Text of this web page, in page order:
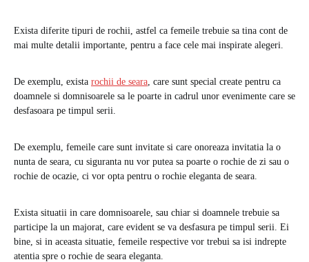
Exista diferite tipuri de rochii, astfel ca femeile trebuie sa tina cont de
mai multe detalii importante, pentru a face cele mai inspirate alegeri.
De exemplu, exista rochii de seara , care sunt special create pentru ca
doamnele si domnisoarele sa le poarte in cadrul unor evenimente care se
desfasoara pe timpul serii.
De exemplu, femeile care sunt invitate si care onoreaza invitatia la o
nunta de seara, cu siguranta nu vor putea sa poarte o rochie de zi sau o
rochie de ocazie, ci vor opta pentru o rochie eleganta de seara.
Exista situatii in care domnisoarele, sau chiar si doamnele trebuie sa
participe la un majorat, care evident se va desfasura pe timpul serii. Ei
bine, si in aceasta situatie, femeile respective vor trebui sa isi indrepte
atentia spre o rochie de seara eleganta.